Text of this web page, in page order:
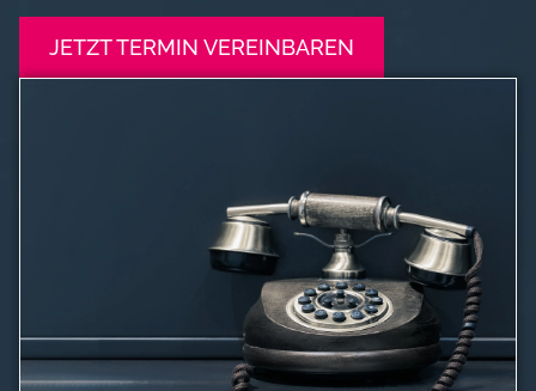
JETZT TERMIN VEREINBAREN